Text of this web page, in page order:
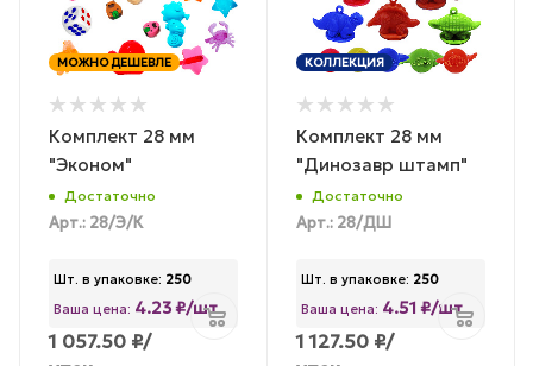
МОЖНО ДЕШЕВЛЕ
Комплект 28 мм
"Эконом"
Достаточно
Арт.: 28/Э/К
Шт. в упаковке: 250
Ваша цена: 4.23 ₽/шт
1 057.50 ₽/
КОЛЛЕКЦИЯ
Комплект 28 мм
"Динозавр штамп"
Достаточно
Арт.: 28/ДШ
Шт. в упаковке: 250
Ваша цена: 4.51 ₽/шт
1 127.50 ₽/